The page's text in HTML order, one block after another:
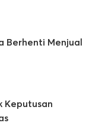
Berhenti Menjual
Keputusan